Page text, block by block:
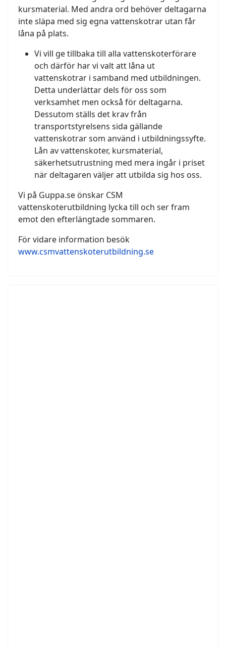
kursmaterial. Med andra ord behöver deltagarna
inte släpa med sig egna vattenskotrar utan får
låna på plats.
Vi vill ge tillbaka till alla vattenskoterförare
och därför har vi valt att låna ut
vattenskotrar i samband med utbildningen.
Detta underlättar dels för oss som
verksamhet men också för deltagarna.
Dessutom ställs det krav från
transportstyrelsens sida gällande
vattenskotrar som använd i utbildningssyfte.
Lån av vattenskoter, kursmaterial,
säkerhetsutrustning med mera ingår i priset
när deltagaren väljer att utbilda sig hos oss.
Vi på Guppa.se önskar CSM
vattenskoterutbildning lycka till och ser fram
emot den efterlängtade sommaren.
För vidare information besök
www.csmvattenskoterutbildning.se